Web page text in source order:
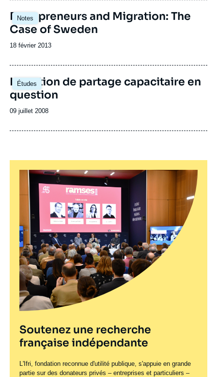
Notes
Entrepreneurs and Migration: The
Case of Sweden
Date
publication
18 février 2013
Études
La notion de partage capacitaire en
question
Date
publication
09 juillet 2008
Soutenez une recherche
française indépendante
L'Ifri, fondation reconnue d'utilité publique, s'appuie en grande
partie sur des donateurs privés – entreprises et particuliers –